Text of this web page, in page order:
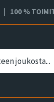
100 %